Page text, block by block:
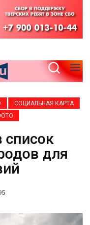
СОЦИАЛЬНАЯ КАРТА
список
для